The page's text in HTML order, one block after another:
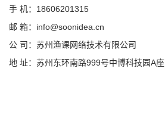
手 机：18606201315
邮 箱：info@soonidea.cn
公 司：苏州渔课网络技术有限公司
地 址：苏州东环南路999号中博科技园A座